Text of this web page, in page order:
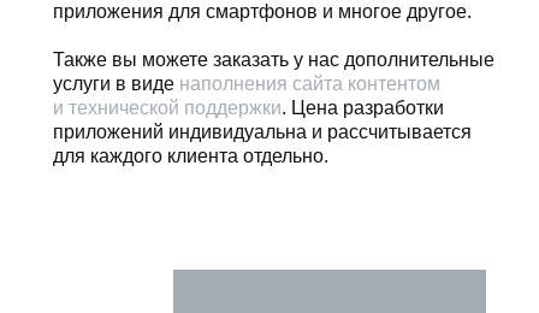
приложения для смартфонов и многое другое.
Также вы можете заказать у нас дополнительные
услуги в виде наполнения сайта контентом
и технической поддержки. Цена разработки
приложений индивидуальна и рассчитывается
для каждого клиента отдельно.